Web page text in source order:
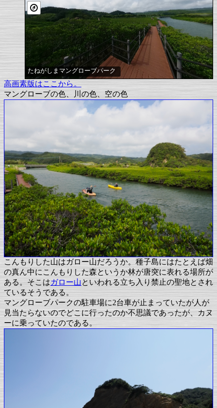
たねがしまマングローブパーク
高画素版はここから。
マングローブの色、川の色、空の色
こんもりした山はガロー山だろうか。種子島にはたとえば畑
の真ん中にこんもりした森というか林が唐突に表れる場所が
ある。そこはガロー山といわれる立ち入り禁止の聖地とされ
ているそうである。
マングローブパークの駐車場に2台車が止まっていたが人が
見当たらないのでどこに行ったのか不思議であったが、カヌ
ーに乗っていたのである。